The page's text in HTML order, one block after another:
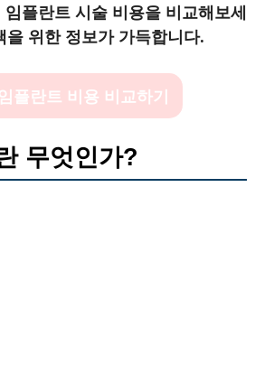
임플란트 시술 비용을 비교해보세
을 위한 정보가 가득합니다.
임플란트 비용 비교하기
무엇인가?